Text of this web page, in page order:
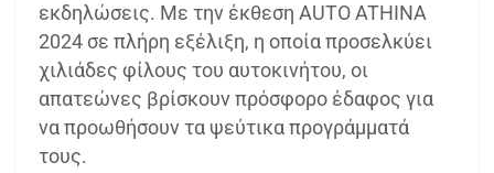
εκδηλώσεις. Με την έκθεση AUTO ATHINA
2024 σε πλήρη εξέλιξη, η οποία προσελκύει
χιλιάδες φίλους του αυτοκινήτου, οι
απατεώνες βρίσκουν πρόσφορο έδαφος για
να προωθήσουν τα ψεύτικα προγράμματά
τους.